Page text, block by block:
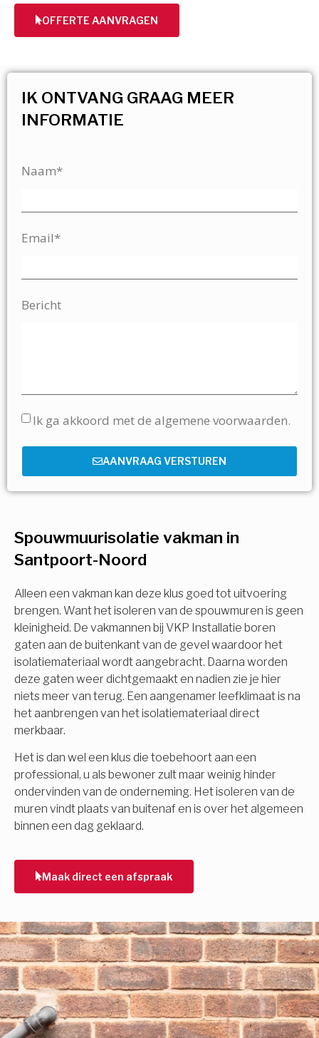
OFFERTE AANVRAGEN
Spouwmuurisolatie vakman in
Santpoort-Noord
Alleen een vakman kan deze klus goed tot uitvoering
brengen. Want het isoleren van de spouwmuren is geen
kleinigheid. De vakmannen bij VKP Installatie boren
gaten aan de buitenkant van de gevel waardoor het
isolatiemateriaal wordt aangebracht. Daarna worden
deze gaten weer dichtgemaakt en nadien zie je hier
niets meer van terug. Een aangenamer leefklimaat is na
het aanbrengen van het isolatiemateriaal direct
merkbaar.
Het is dan wel een klus die toebehoort aan een
professional, u als bewoner zult maar weinig hinder
ondervinden van de onderneming. Het isoleren van de
muren vindt plaats van buitenaf en is over het algemeen
binnen een dag geklaard.
Maak direct een afspraak
IK ONTVANG GRAAG MEER
INFORMATIE
Naam*
Email*
Bericht
Ik ga akkoord met de algemene voorwaarden.
AANVRAAG VERSTUREN